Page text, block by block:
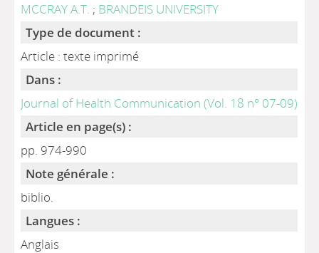
MCCRAY A.T. ; BRANDEIS UNIVERSITY
Type de document :
Article : texte imprimé
Dans :
Journal of Health Communication (Vol. 18 n° 07-09)
Article en page(s) :
pp. 974-990
Note générale :
biblio.
Langues :
Anglais